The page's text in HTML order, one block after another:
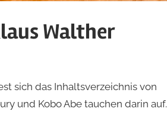
Walther
sich das Inhaltsverzeichnis von
und Kobo Abe tauchen darin auf.